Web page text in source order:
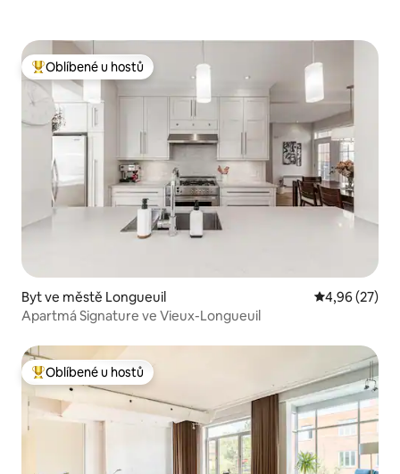
Nejlepší v kategorii Oblíbené u hostů
Oblíbené u hostů
Byt ve městě Longueuil Průměrné
4,96 (27)
Apartmá Signature ve Vieux-Longueuil
Nejlepší v kategorii Oblíbené u hostů
Oblíbené u hostů